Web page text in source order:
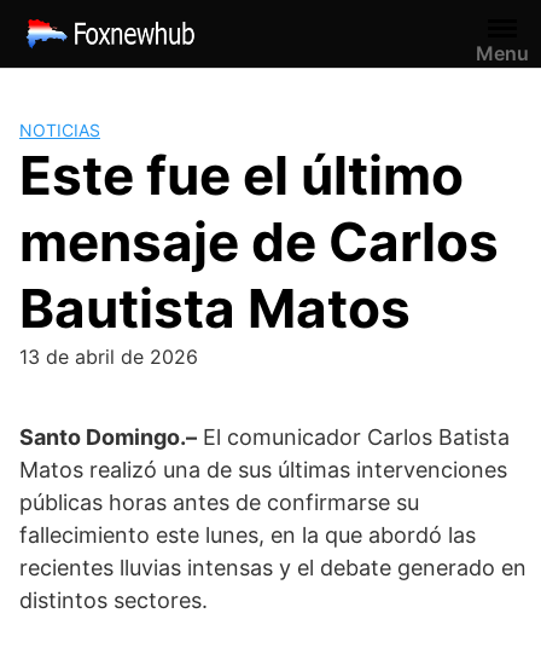
Saltar
contenido
Menu
NOTICIAS
Este fue el último
mensaje de Carlos
Bautista Matos
13 de abril de 2026
Santo Domingo.– El comunicador Carlos Batista
Matos realizó una de sus últimas intervenciones
públicas horas antes de confirmarse su
fallecimiento este lunes, en la que abordó las
recientes lluvias intensas y el debate generado en
distintos sectores.